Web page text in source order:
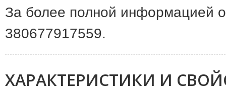
За более полной информацией
380677917559.
ХАРАКТЕРИСТИКИ И